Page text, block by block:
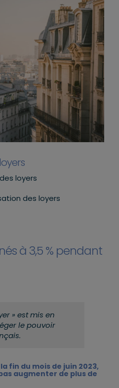
loyers
des loyers
à 3,5 % pendant
» est mis en
le pouvoir
fin du mois de juin 2023,
augmenter de plus de